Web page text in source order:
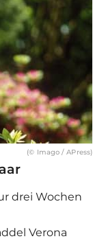
(© Imago / APress)
drei Wochen
Verona